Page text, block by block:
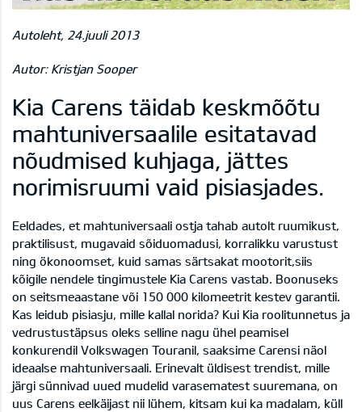
Autoleht, 24.juuli 2013
Autor: Kristjan Sooper
Kia Carens täidab keskmõõtu
mahtuniversaalile esitatavad
nõudmised kuhjaga, jättes
norimisruumi vaid pisiasjades.
Eeldades, et mahtuniversaali ostja tahab autolt ruumikust,
praktilisust, mugavaid sõiduomadusi, korralikku varustust
ning ökonoomset, kuid samas särtsakat mootorit,siis
kõigile nendele tingimustele Kia Carens vastab. Boonuseks
on seitsmeaastane või 150 000 kilomeetrit kestev garantii.
Kas leidub pisiasju, mille kallal norida? Kui Kia roolitunnetus ja
vedrustustäpsus oleks selline nagu ühel peamisel
konkurendil Volkswagen Touranil, saaksime Carensi näol
ideaalse mahtuniversaali. Erinevalt üldisest trendist, mille
järgi sünnivad uued mudelid varasematest suuremana, on
uus Carens eelkäijast nii lühem, kitsam kui ka madalam, küll